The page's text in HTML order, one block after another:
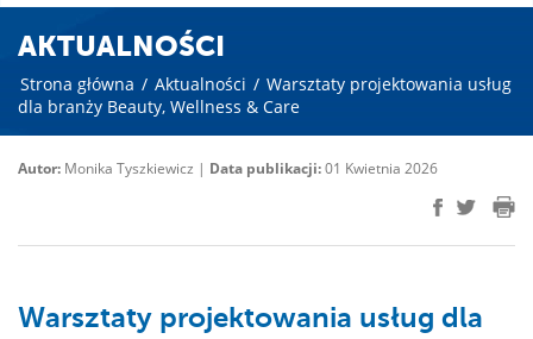
AKTUALNOŚCI
Strona główna / Aktualności / Warsztaty projektowania usług
dla branży Beauty, Wellness & Care
Autor: Monika Tyszkiewicz | Data publikacji:01 Kwietnia 2026
Warsztaty projektowania usług dla